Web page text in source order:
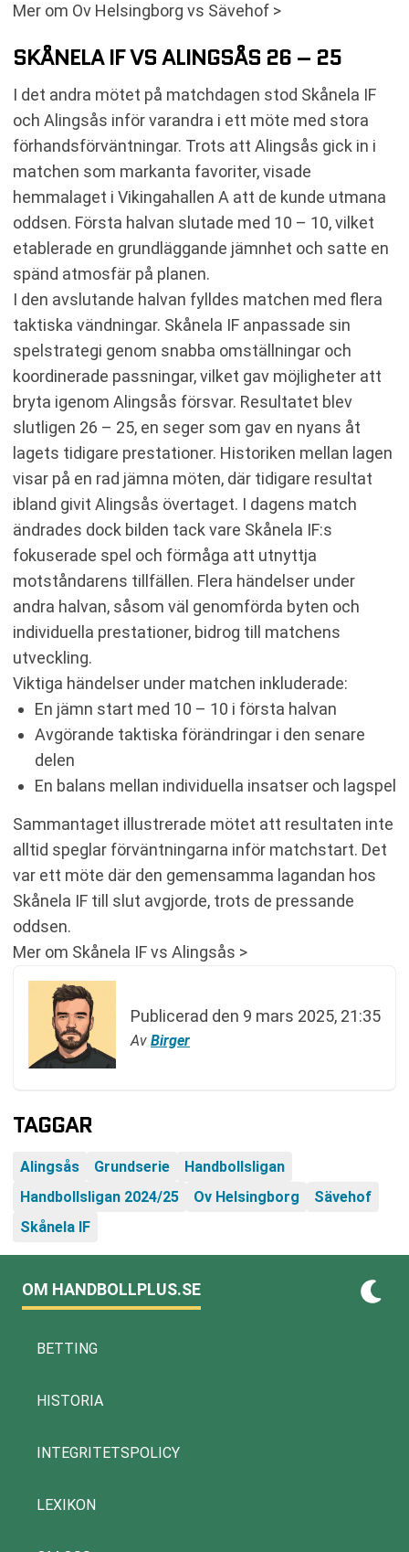
Mer om Ov Helsingborg vs Sävehof >
SKÅNELA IF VS ALINGSÅS 26 – 25
I det andra mötet på matchdagen stod Skånela IF
och Alingsås inför varandra i ett möte med stora
förhandsförväntningar. Trots att Alingsås gick in i
matchen som markanta favoriter, visade
hemmalaget i Vikingahallen A att de kunde utmana
oddsen. Första halvan slutade med 10 – 10, vilket
etablerade en grundläggande jämnhet och satte en
spänd atmosfär på planen.
I den avslutande halvan fylldes matchen med flera
taktiska vändningar. Skånela IF anpassade sin
spelstrategi genom snabba omställningar och
koordinerade passningar, vilket gav möjligheter att
bryta igenom Alingsås försvar. Resultatet blev
slutligen 26 – 25, en seger som gav en nyans åt
lagets tidigare prestationer. Historiken mellan lagen
visar på en rad jämna möten, där tidigare resultat
ibland givit Alingsås övertaget. I dagens match
ändrades dock bilden tack vare Skånela IF:s
fokuserade spel och förmåga att utnyttja
motståndarens tillfällen. Flera händelser under
andra halvan, såsom väl genomförda byten och
individuella prestationer, bidrog till matchens
utveckling.
Viktiga händelser under matchen inkluderade:
En jämn start med 10 – 10 i första halvan
Avgörande taktiska förändringar i den senare
delen
En balans mellan individuella insatser och lagspel
Sammantaget illustrerade mötet att resultaten inte
alltid speglar förväntningarna inför matchstart. Det
var ett möte där den gemensamma lagandan hos
Skånela IF till slut avgjorde, trots de pressande
oddsen.
Mer om Skånela IF vs Alingsås >
Publicerad den 9 mars 2025, 21:35
Av Birger
TAGGAR
Alingsås Grundserie
Handbollsligan
Handbollsligan 2024/25
Ov Helsingborg
Sävehof
Skånela IF
OM HANDBOLLPLUS.SE
BETTING
HISTORIA
INTEGRITETSPOLICY
LEXIKON